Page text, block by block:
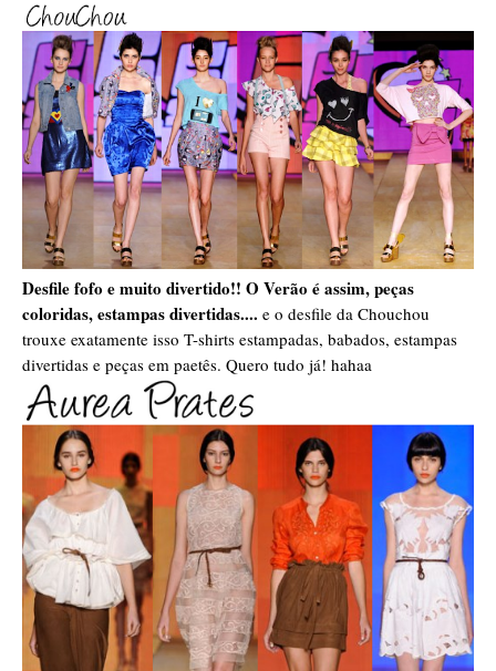
Desfile fofo e muito divertido!! O Verão é assim, peças
coloridas, estampas divertidas.... e o desfile da Chouchou
trouxe exatamente isso T-shirts estampadas, babados, estampas
divertidas e peças em paetês. Quero tudo já! hahaa